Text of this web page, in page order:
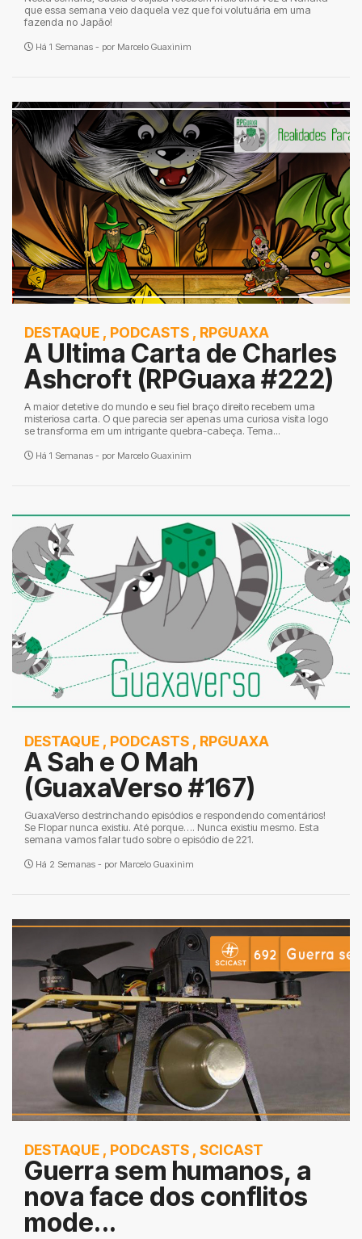
que essa semana veio daquela vez que foi volutuária em uma
fazenda no Japão!
Há 1 Semanas - por Marcelo Guaxinim
DESTAQUE , PODCASTS , RPGUAXA
A Ultima Carta de Charles
Ashcroft (RPGuaxa #222)
A maior detetive do mundo e seu fiel braço direito recebem uma
misteriosa carta. O que parecia ser apenas uma curiosa visita logo
se transforma em um intrigante quebra-cabeça. Tema...
Há 1 Semanas - por Marcelo Guaxinim
DESTAQUE , PODCASTS , RPGUAXA
A Sah e O Mah
(GuaxaVerso #167)
GuaxaVerso destrinchando episódios e respondendo comentários!
Se Flopar nunca existiu. Até porque…. Nunca existiu mesmo. Esta
semana vamos falar tudo sobre o episódio de 221.
Há 2 Semanas - por Marcelo Guaxinim
DESTAQUE , PODCASTS , SCICAST
Guerra sem humanos, a
nova face dos conflitos
mode...